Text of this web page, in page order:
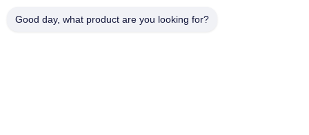
Γρήγορη επικοινωνία
Good day, what product are you looking for?